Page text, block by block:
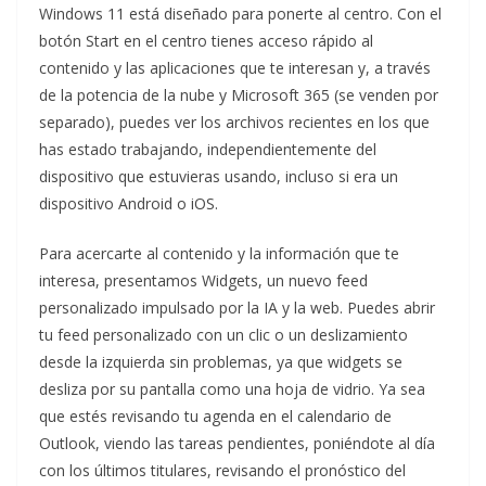
Windows 11 está diseñado para ponerte al centro. Con el
botón Start en el centro tienes acceso rápido al
contenido y las aplicaciones que te interesan y, a través
de la potencia de la nube y Microsoft 365 (se venden por
separado), puedes ver los archivos recientes en los que
has estado trabajando, independientemente del
dispositivo que estuvieras usando, incluso si era un
dispositivo Android o iOS.
Para acercarte al contenido y la información que te
interesa, presentamos Widgets, un nuevo feed
personalizado impulsado por la IA y la web. Puedes abrir
tu feed personalizado con un clic o un deslizamiento
desde la izquierda sin problemas, ya que widgets se
desliza por su pantalla como una hoja de vidrio. Ya sea
que estés revisando tu agenda en el calendario de
Outlook, viendo las tareas pendientes, poniéndote al día
con los últimos titulares, revisando el pronóstico del